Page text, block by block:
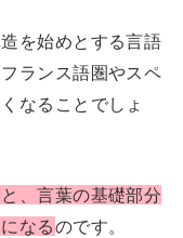
を始めとする言語
ランス語圏やスペ
なることでしょ
、言葉の基礎部分
なるのです。